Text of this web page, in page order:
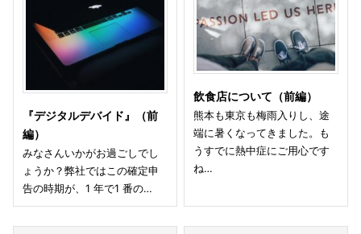
『デジタルデバイド』（前
編）
みなさんいかがお過ごしでし
ょうか？弊社ではこの確定申
告の時期が、1 年で1 番の…
飲食店について（前編）
熊本も東京も梅雨入りし、途
端に暑くなってきました。も
うすでに熱中症にご用心です
ね…